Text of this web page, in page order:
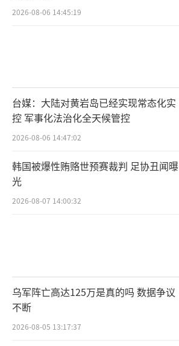
2026-08-06 14:45:19
台媒：大陆对黄岩岛已经实现常态化实
控 军事化法治化全天候管控
2026-08-06 14:47:02
韩国被爆性贿赂世预赛裁判 足协丑闻曝
光
2026-08-07 14:00:32
乌军阵亡高达125万是真的吗 数据争议
不断
2026-08-05 13:17:37